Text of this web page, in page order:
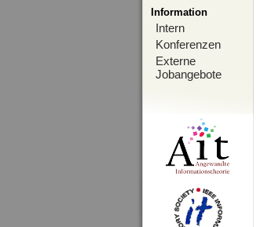
Information
Intern
Konferenzen
Externe
Jobangebote